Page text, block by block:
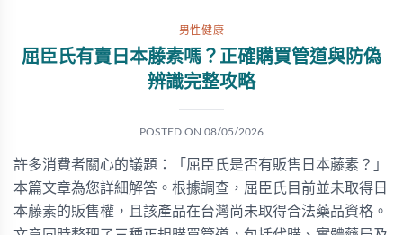
男性健康
屈臣氏有賣日本藤素嗎？正確購買管道與防偽
辨識完整攻略
POSTED ON 08/05/2026
許多消費者關心的議題：「屈臣氏是否有販售日本藤素？」
本篇文章為您詳細解答。根據調查，屈臣氏目前並未取得日
本藤素的販售權，且該產品在台灣尚未取得合法藥品資格。